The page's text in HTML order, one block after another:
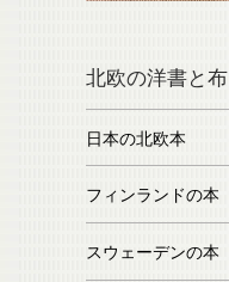
北欧の洋書と布
日本の北欧本
フィンランドの本
スウェーデンの本